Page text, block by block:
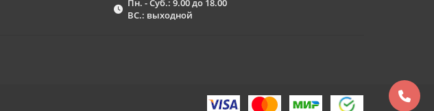
Пн. - Суб.: 9.00 до 18.00
ВС.: выходной